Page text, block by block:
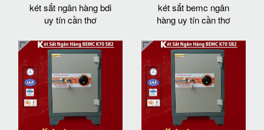
két sắt ngân hàng bdi
uy tín cần thơ
két sắt bemc ngân
hàng uy tín cần thơ